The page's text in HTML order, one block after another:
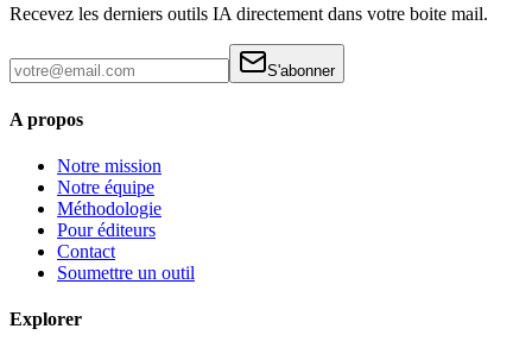
Recevez les derniers outils IA directement dans votre boite mail.
S'abonner
A propos
Notre mission
Notre équipe
Méthodologie
Pour éditeurs
Contact
Soumettre un outil
Explorer